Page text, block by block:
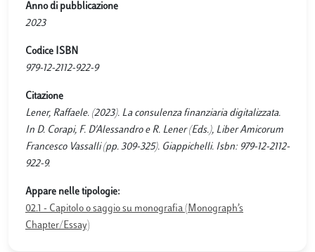
Anno di pubblicazione
2023
Codice ISBN
979-12-2112-922-9
Citazione
Lener, Raffaele. (2023). La consulenza finanziaria digitalizzata.
In D. Corapi, F. D'Alessandro e R. Lener (Eds.), Liber Amicorum
Francesco Vassalli (pp. 309-325). Giappichelli. Isbn: 979-12-2112-
922-9.
Appare nelle tipologie:
02.1 - Capitolo o saggio su monografia (Monograph’s
Chapter/Essay)